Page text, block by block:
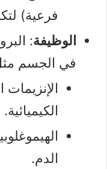
فرعية)
الوظيفة:
في الجسم
الكيميائية.
الدم.